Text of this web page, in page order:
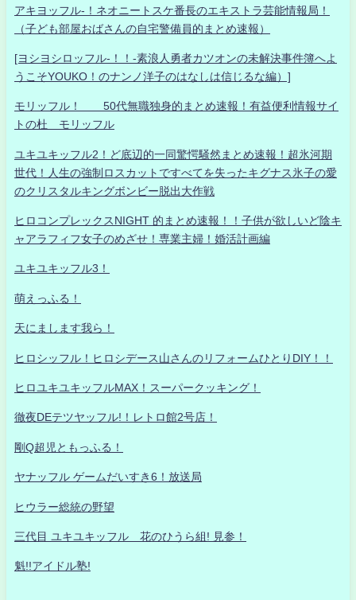
アキヨッフル-！ネオニートスケ番長のエキストラ芸能情報局！
（子ども部屋おばさんの自宅警備員的まとめ速報）
[ヨシヨシロッフル-！！-素浪人勇者カツオンの未解決事件簿へよ
うこそYOUKO！のナンノ洋子のはなしは信じるな編）]
モリッフル！ 50代無職独身的まとめ速報！有益便利情報サイ
トの杜 モリッフル
ユキユキッフル2！ど底辺的一同驚愕騒然まとめ速報！超氷河期
世代！人生の強制ロスカットですべてを失ったキグナス氷子の愛
のクリスタルキングボンビー脱出大作戦
ヒロコンプレックスNIGHT 的まとめ速報！！子供が欲しいど陰キ
ャアラフィフ女子のめざせ！専業主婦！婚活計画編
ユキユキッフル3！
萌えっふる！
天にまします我ら！
ヒロシッフル！ヒロシデース山さんのリフォームひとりDIY！！
ヒロユキユキッフルMAX！スーパークッキング！
徹夜DEテツヤッフル!！レトロ館2号店！
剛Q超児ともっふる！
ヤナッフル ゲームだいすき6！放送局
ヒウラー総統の野望
三代目 ユキユキッフル 花のひうら組! 見参！
魁!!アイドル塾!